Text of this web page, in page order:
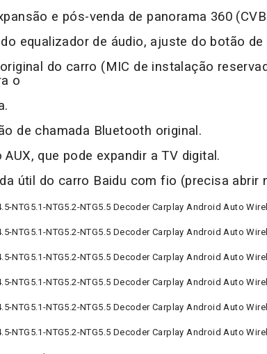
e pós-venda de panorama 360
equalizador de áudio, ajuste do botão
do carro (MIC de instalação
o
de chamada Bluetooth original.
que pode expandir a TV digital.
útil do carro Baidu com fio (precisa